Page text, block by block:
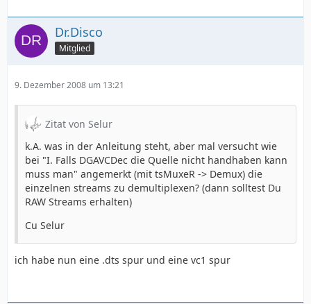
Dr.Disco
Mitglied
9. Dezember 2008 um 13:21
Zitat von Selur
k.A. was in der Anleitung steht, aber mal versucht wie
bei "I. Falls DGAVCDec die Quelle nicht handhaben kann
muss man" angemerkt (mit tsMuxeR -> Demux) die
einzelnen streams zu demultiplexen? (dann solltest Du
RAW Streams erhalten)
Cu Selur
ich habe nun eine .dts spur und eine vc1 spur